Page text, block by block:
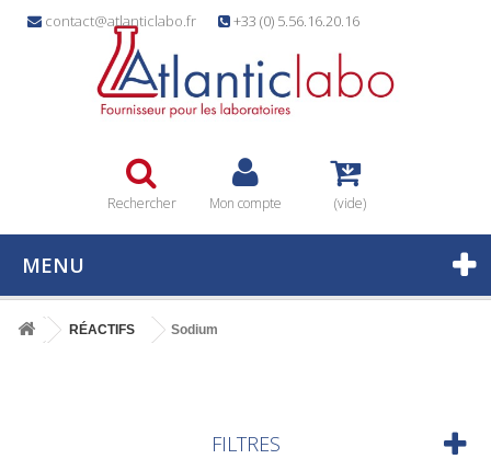
contact@atlanticlabo.fr +33 (0) 5.56.16.20.16
Rechercher Mon compte (vide)
MENU
RÉACTIFS Sodium
FILTRES